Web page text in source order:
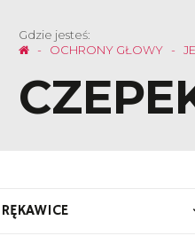
Gdzie jesteś:
OCHRONY GŁOWY
RĘKAWICE